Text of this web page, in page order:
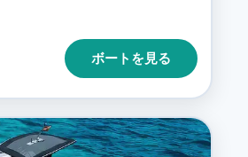
ボートを見る